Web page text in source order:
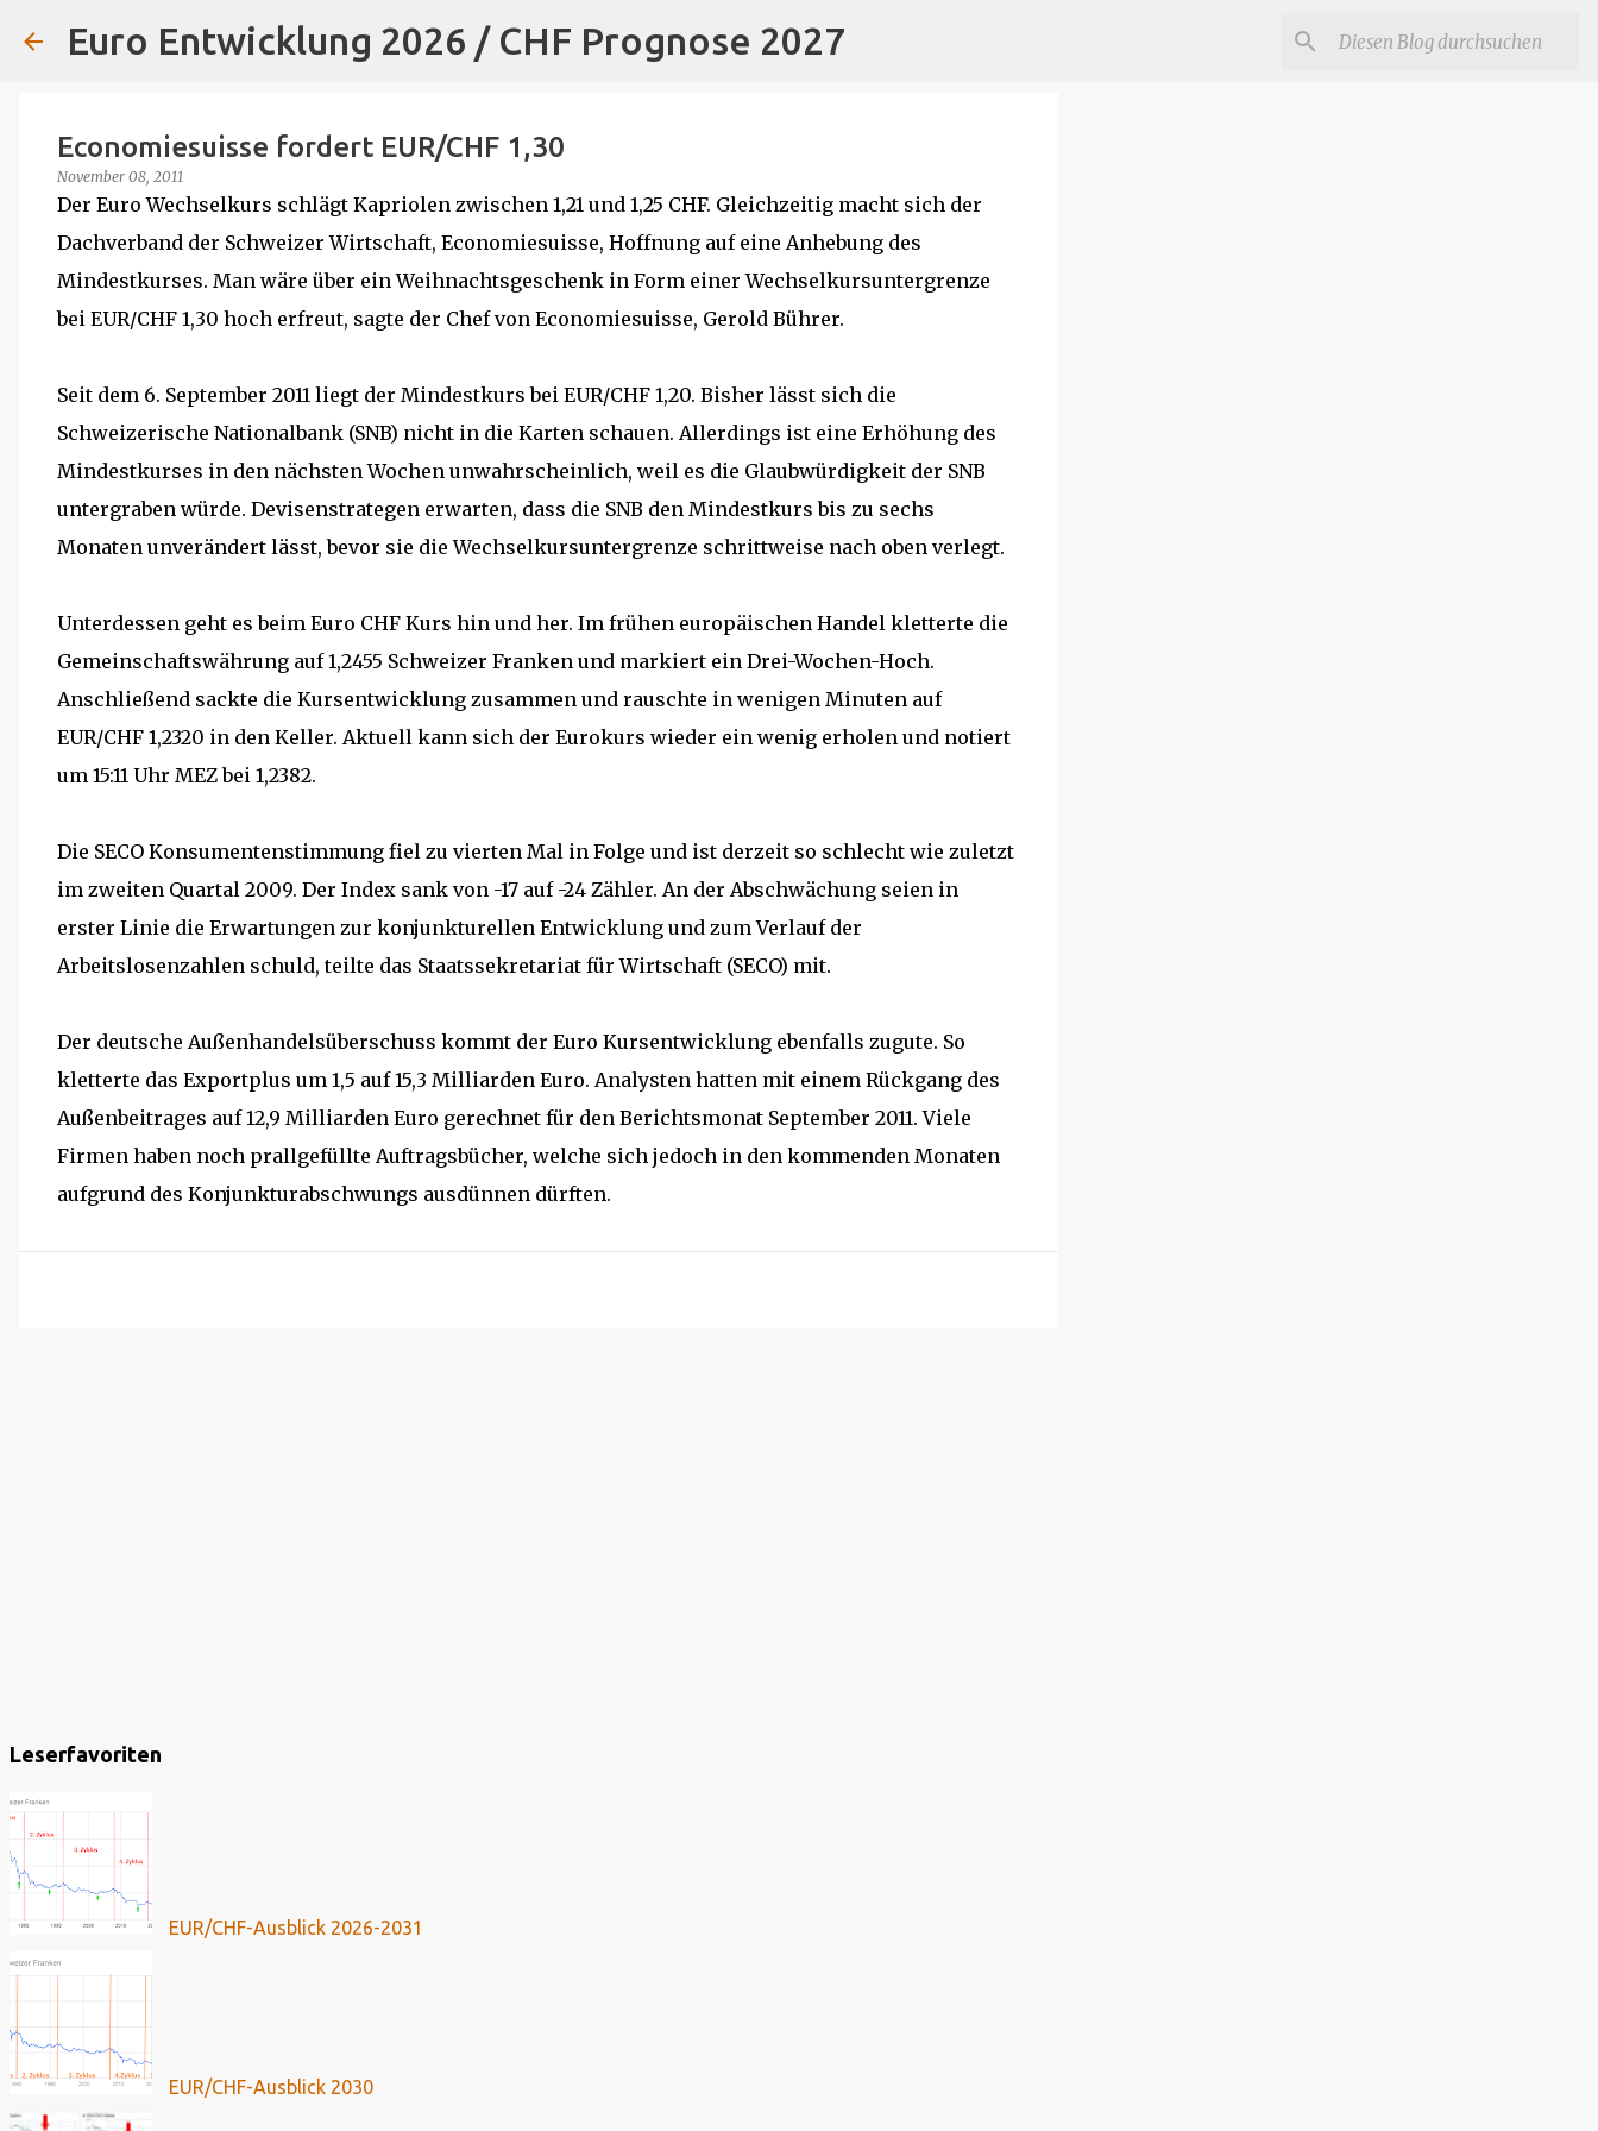
Direkt zum Hauptbereich
Euro Entwicklung 2026 / CHF Prognose 2027
Economiesuisse fordert EUR/CHF 1,30
November 08, 2011
Der Euro Wechselkurs schlägt Kapriolen zwischen 1,21 und 1,25 CHF. Gleichzeitig macht sich der
Dachverband der Schweizer Wirtschaft, Economiesuisse, Hoffnung auf eine Anhebung des
Mindestkurses. Man wäre über ein Weihnachtsgeschenk in Form einer Wechselkursuntergrenze
bei EUR/CHF 1,30 hoch erfreut, sagte der Chef von Economiesuisse, Gerold Bührer.
Seit dem 6. September 2011 liegt der Mindestkurs bei EUR/CHF 1,20. Bisher lässt sich die
Schweizerische Nationalbank (SNB) nicht in die Karten schauen. Allerdings ist eine Erhöhung des
Mindestkurses in den nächsten Wochen unwahrscheinlich, weil es die Glaubwürdigkeit der SNB
untergraben würde. Devisenstrategen erwarten, dass die SNB den Mindestkurs bis zu sechs
Monaten unverändert lässt, bevor sie die Wechselkursuntergrenze schrittweise nach oben verlegt.
Unterdessen geht es beim Euro CHF Kurs hin und her. Im frühen europäischen Handel kletterte die
Gemeinschaftswährung auf 1,2455 Schweizer Franken und markiert ein Drei-Wochen-Hoch.
Anschließend sackte die Kursentwicklung zusammen und rauschte in wenigen Minuten auf
EUR/CHF 1,2320 in den Keller. Aktuell kann sich der Eurokurs wieder ein wenig erholen und notiert
um 15:11 Uhr MEZ bei 1,2382.
Die SECO Konsumentenstimmung fiel zu vierten Mal in Folge und ist derzeit so schlecht wie zuletzt
im zweiten Quartal 2009. Der Index sank von -17 auf -24 Zähler. An der Abschwächung seien in
erster Linie die Erwartungen zur konjunkturellen Entwicklung und zum Verlauf der
Arbeitslosenzahlen schuld, teilte das Staatssekretariat für Wirtschaft (SECO) mit.
Der deutsche Außenhandelsüberschuss kommt der Euro Kursentwicklung ebenfalls zugute. So
kletterte das Exportplus um 1,5 auf 15,3 Milliarden Euro. Analysten hatten mit einem Rückgang des
Außenbeitrages auf 12,9 Milliarden Euro gerechnet für den Berichtsmonat September 2011. Viele
Firmen haben noch prallgefüllte Auftragsbücher, welche sich jedoch in den kommenden Monaten
aufgrund des Konjunkturabschwungs ausdünnen dürften.
Leserfavoriten
EUR/CHF-Ausblick 2026-2031
EUR/CHF-Ausblick 2030